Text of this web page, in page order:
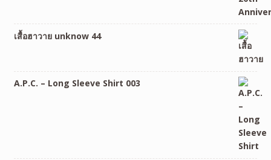
เสื้อฮาวาย unknow 44
A.P.C. – Long Sleeve Shirt 003